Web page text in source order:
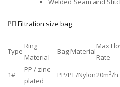
PFI Filtration size bag
Type
Ring
Material
Bag Material
Max
Rate
1#
PP / zinc
plated
PP/PE/Nylon20m3/h